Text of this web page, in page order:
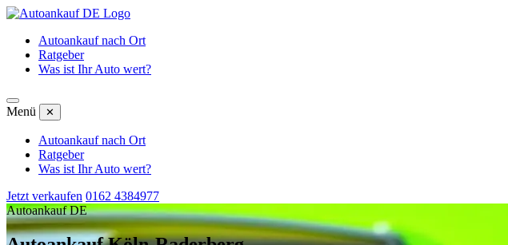
Autoankauf nach Ort
Ratgeber
Was ist Ihr Auto wert?
Menü ✕
Autoankauf nach Ort
Ratgeber
Was ist Ihr Auto wert?
Jetzt verkaufen 0162 4384977
Autoankauf DE